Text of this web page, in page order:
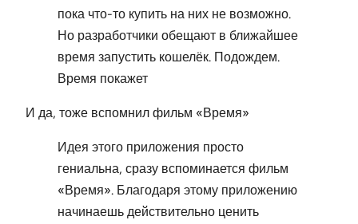
пока что-то купить на них не возможно.
Но разработчики обещают в ближайшее
время запустить кошелёк. Подождем.
Время покажет
И да, тоже вспомнил фильм «Время»
Идея этого приложения просто
гениальна, сразу вспоминается фильм
«Время». Благодаря этому приложению
начинаешь действительно ценить